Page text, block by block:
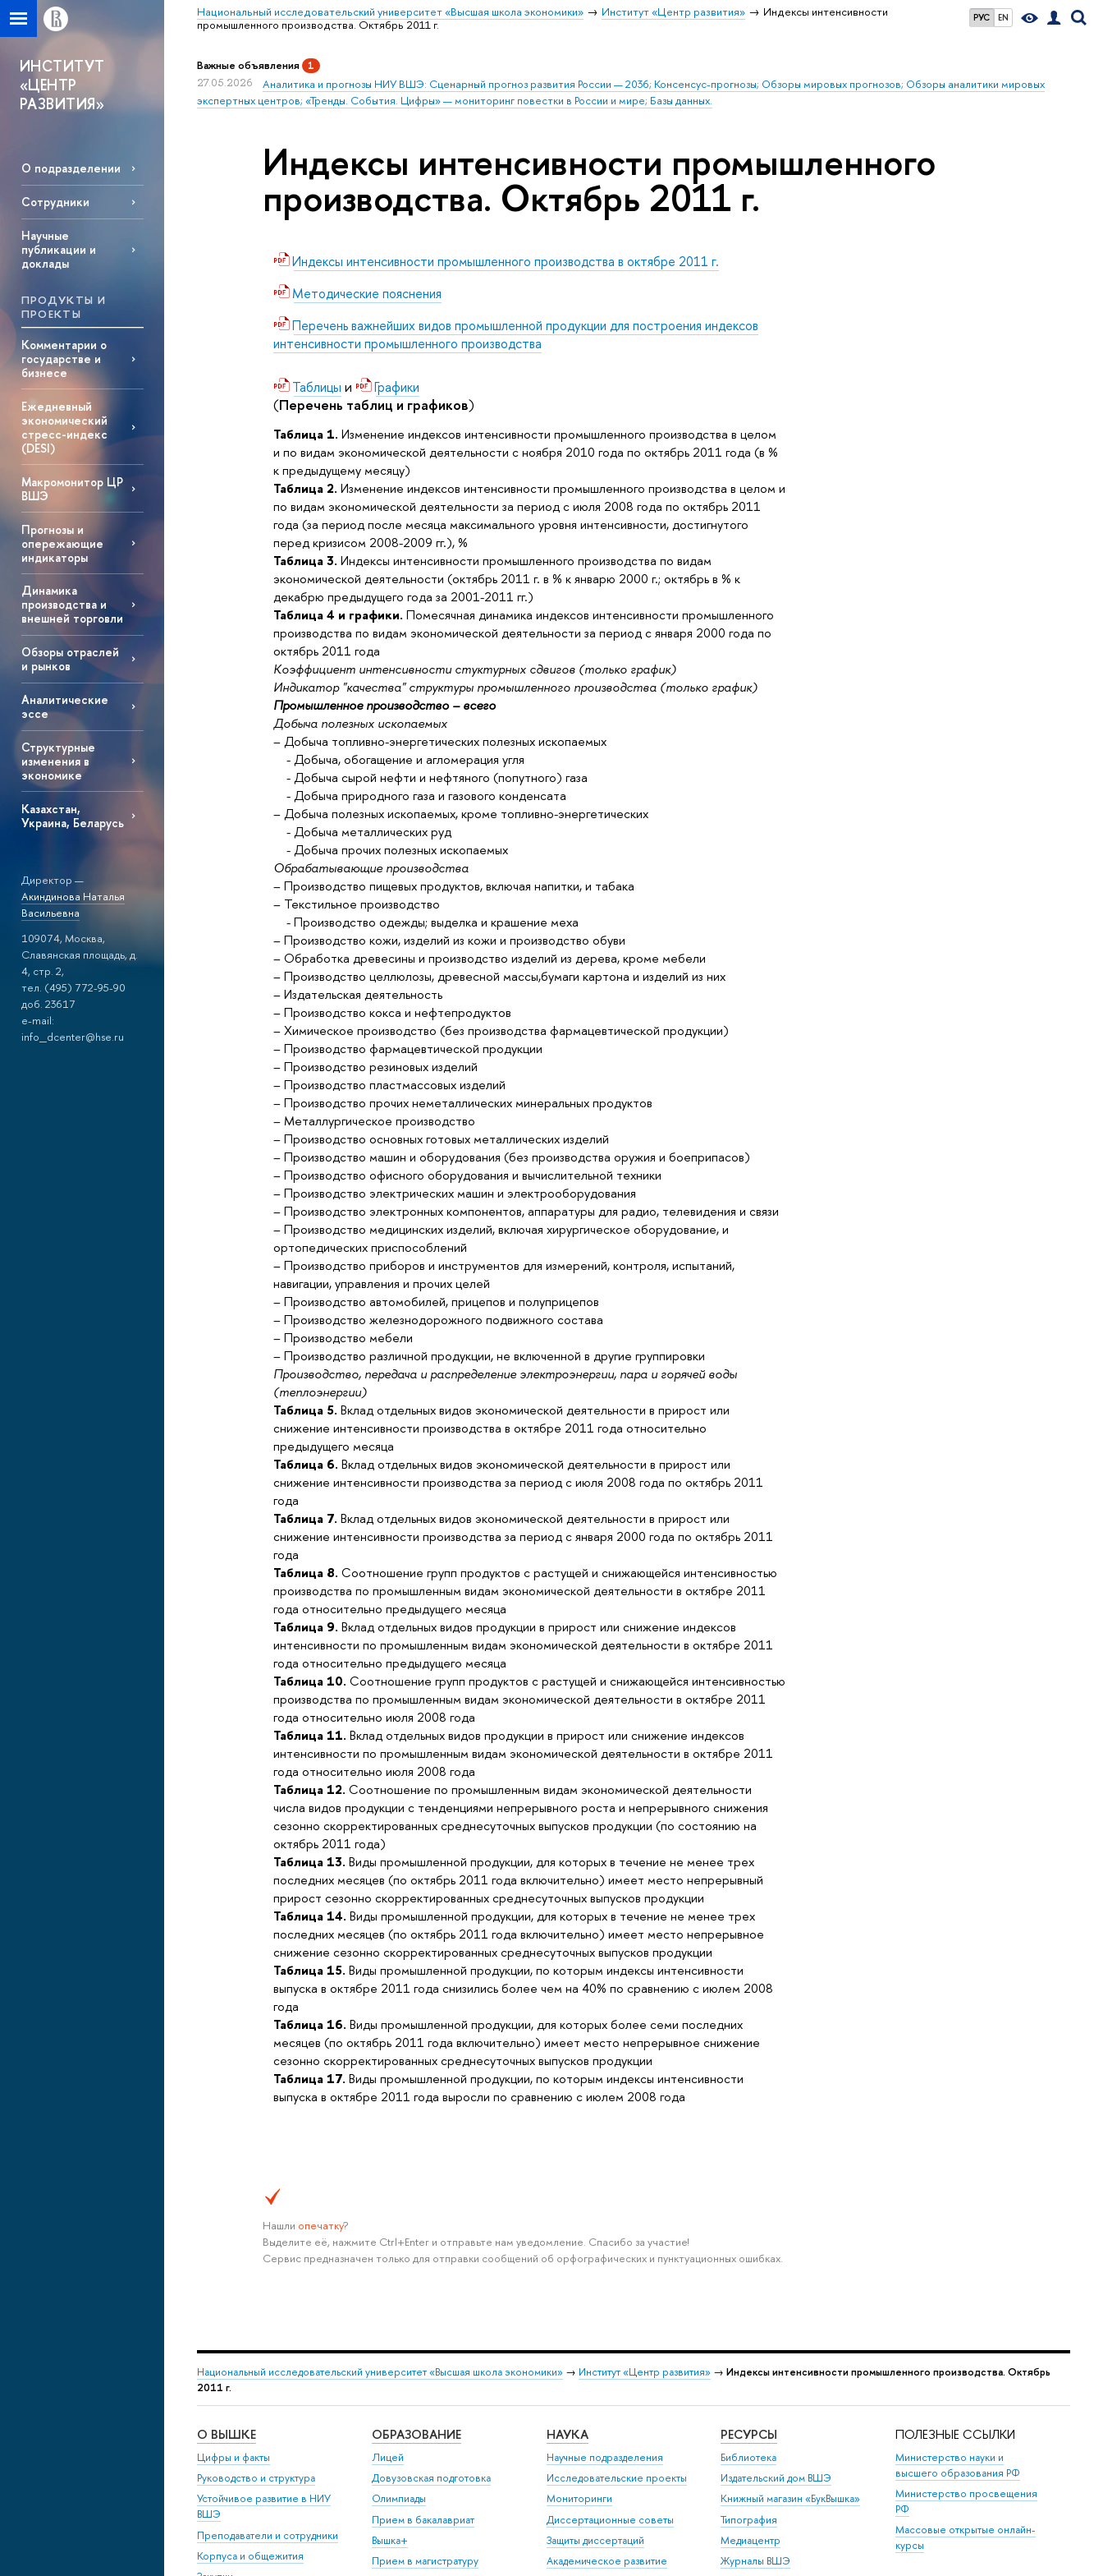
РУС EN
Национальный исследовательский университет «Высшая школа экономики» Институт «Центр развития»
Индексы интенсивности
промышленного производства. Октябрь 2011 г.
ИНСТИТУТ
«ЦЕНТР
РАЗВИТИЯ»
О подразделении
Сотрудники
Научные
публикации и
доклады
ПРОДУКТЫ И
ПРОЕКТЫ
Комментарии о
государстве и
бизнесе
Ежедневный
экономический
стресс-индекс
(DESI)
Макромонитор ЦР
ВШЭ
Прогнозы и
опережающие
индикаторы
Динамика
производства и
внешней торговли
Обзоры отраслей
и рынков
Аналитические
эссе
Структурные
изменения в
экономике
Казахстан,
Украина, Беларусь
Директор —
Акиндинова Наталья
Васильевна
109074, Москва,
Славянская площадь, д.
4, стр. 2,
тел. (495) 772-95-90
доб. 23617
e-mail:
info_dcenter@hse.ru
Важные объявления 1
27.05.2026
Аналитика и прогнозы НИУ ВШЭ: Сценарный прогноз развития России — 2036; Консенсус-прогнозы; Обзоры мировых прогнозов; Обзоры аналитики мировых
экспертных центров; «Тренды. События. Цифры» — мониторинг повестки в России и мире; Базы данных.
Индексы интенсивности промышленного
производства. Октябрь 2011 г.
Индексы интенсивности промышленного производства в октябре 2011 г.
Методические пояснения
Перечень важнейших видов промышленной продукции для построения индексов
интенсивности промышленного производства
Таблицы и Графики
(Перечень таблиц и графиков)
Таблица 1. Изменение индексов интенсивности промышленного производства в целом
и по видам экономической деятельности с ноября 2010 года по октябрь 2011 года (в %
к предыдущему месяцу)
Таблица 2. Изменение индексов интенсивности промышленного производства в целом и
по видам экономической деятельности за период с июля 2008 года по октябрь 2011
года (за период после месяца максимального уровня интенсивности, достигнутого
перед кризисом 2008-2009 гг.), %
Таблица 3. Индексы интенсивности промышленного производства по видам
экономической деятельности (октябрь 2011 г. в % к январю 2000 г.; октябрь в % к
декабрю предыдущего года за 2001-2011 гг.)
Таблица 4 и графики. Помесячная динамика индексов интенсивности промышленного
производства по видам экономической деятельности за период с января 2000 года по
октябрь 2011 года
Коэффициент интенсивности стуктурных сдвигов (только график)
Индикатор "качества" структуры промышленного производства (только график)
Промышленное производство – всего
Добыча полезных ископаемых
– Добыча топливно-энергетических полезных ископаемых
- Добыча, обогащение и агломерация угля
- Добыча сырой нефти и нефтяного (попутного) газа
- Добыча природного газа и газового конденсата
– Добыча полезных ископаемых, кроме топливно-энергетических
- Добыча металлических руд
- Добыча прочих полезных ископаемых
Обрабатывающие производства
– Производство пищевых продуктов, включая напитки, и табака
– Текстильное производство
- Производство одежды; выделка и крашение меха
– Производство кожи, изделий из кожи и производство обуви
– Обработка древесины и производство изделий из дерева, кроме мебели
– Производство целлюлозы, древесной массы,бумаги картона и изделий из них
– Издательская деятельность
– Производство кокса и нефтепродуктов
– Химическое производство (без производства фармацевтической продукции)
– Производство фармацевтической продукции
– Производство резиновых изделий
– Производство пластмассовых изделий
– Производство прочих неметаллических минеральных продуктов
– Металлургическое производство
– Производство основных готовых металлических изделий
– Производство машин и оборудования (без производства оружия и боеприпасов)
– Производство офисного оборудования и вычислительной техники
– Производство электрических машин и электрооборудования
– Производство электронных компонентов, аппаратуры для радио, телевидения и связи
– Производство медицинских изделий, включая хирургическое оборудование, и
ортопедических приспособлений
– Производство приборов и инструментов для измерений, контроля, испытаний,
навигации, управления и прочих целей
– Производство автомобилей, прицепов и полуприцепов
– Производство железнодорожного подвижного состава
– Производство мебели
– Производство различной продукции, не включенной в другие группировки
Производство, передача и распределение электроэнергии, пара и горячей воды
(теплоэнергии)
Таблица 5. Вклад отдельных видов экономической деятельности в прирост или
снижение интенсивности производства в октябре 2011 года относительно
предыдущего месяца
Таблица 6. Вклад отдельных видов экономической деятельности в прирост или
снижение интенсивности производства за период с июля 2008 года по октябрь 2011
года
Таблица 7. Вклад отдельных видов экономической деятельности в прирост или
снижение интенсивности производства за период с января 2000 года по октябрь 2011
года
Таблица 8. Соотношение групп продуктов с растущей и снижающейся интенсивностью
производства по промышленным видам экономической деятельности в октябре 2011
года относительно предыдущего месяца
Таблица 9. Вклад отдельных видов продукции в прирост или снижение индексов
интенсивности по промышленным видам экономической деятельности в октябре 2011
года относительно предыдущего месяца
Таблица 10. Соотношение групп продуктов с растущей и снижающейся интенсивностью
производства по промышленным видам экономической деятельности в октябре 2011
года относительно июля 2008 года
Таблица 11. Вклад отдельных видов продукции в прирост или снижение индексов
интенсивности по промышленным видам экономической деятельности в октябре 2011
года относительно июля 2008 года
Таблица 12. Соотношение по промышленным видам экономической деятельности
числа видов продукции с тенденциями непрерывного роста и непрерывного снижения
сезонно скорректированных среднесуточных выпусков продукции (по состоянию на
октябрь 2011 года)
Таблица 13. Виды промышленной продукции, для которых в течение не менее трех
последних месяцев (по октябрь 2011 года включительно) имеет место непрерывный
прирост сезонно скорректированных среднесуточных выпусков продукции
Таблица 14. Виды промышленной продукции, для которых в течение не менее трех
последних месяцев (по октябрь 2011 года включительно) имеет место непрерывное
снижение сезонно скорректированных среднесуточных выпусков продукции
Таблица 15. Виды промышленной продукции, по которым индексы интенсивности
выпуска в октябре 2011 года снизились более чем на 40% по сравнению с июлем 2008
года
Таблица 16. Виды промышленной продукции, для которых более семи последних
месяцев (по октябрь 2011 года включительно) имеет место непрерывное снижение
сезонно скорректированных среднесуточных выпусков продукции
Таблица 17. Виды промышленной продукции, по которым индексы интенсивности
выпуска в октябре 2011 года выросли по сравнению с июлем 2008 года
Нашли опечатку?
Выделите её, нажмите Ctrl+Enter и отправьте нам уведомление. Спасибо за участие!
Сервис предназначен только для отправки сообщений об орфографических и пунктуационных ошибках.
Национальный исследовательский университет «Высшая школа экономики» → Институт «Центр развития» → Индексы интенсивности промышленного производства. Октябрь
2011 г.
О ВЫШКЕ
Цифры и факты
Руководство и структура
Устойчивое развитие в НИУ
ВШЭ
Преподаватели и сотрудники
Корпуса и общежития
ОБРАЗОВАНИЕ
Лицей
Довузовская подготовка
Олимпиады
Прием в бакалавриат
Вышка+
Прием в магистратуру
НАУКА
Научные подразделения
Исследовательские проекты
Мониторинги
Диссертационные советы
Защиты диссертаций
Академическое развитие
РЕСУРСЫ
Библиотека
Издательский дом ВШЭ
Книжный магазин «БукВышка»
Типография
Медиацентр
Журналы ВШЭ
ПОЛЕЗНЫЕ ССЫЛКИ
Министерство науки и
высшего образования РФ
Министерство просвещения
РФ
Массовые открытые онлайн-
курсы